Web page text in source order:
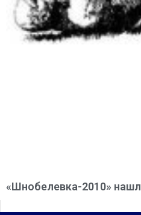
«Шнобелевка-2010»